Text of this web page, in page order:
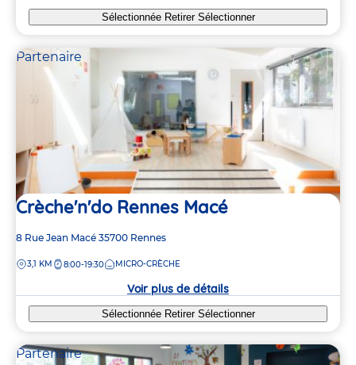
Sélectionnée Retirer Sélectionner
Partenaire
Crèche'n'do Rennes Macé
Adresse
la
8 Rue Jean Macé 35700 Rennes
DISTANCE
3,1 KM 8:00-19:30 MICRO-CRÈCHE
Voir plus de détails
Sélectionnée Retirer Sélectionner
Partenaire